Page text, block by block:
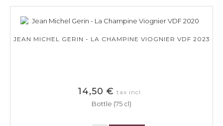
JEAN MICHEL GERIN - LA CHAMPINE VIOGNIER VDF 2023
14,50 € tax incl.
Bottle (75 cl)